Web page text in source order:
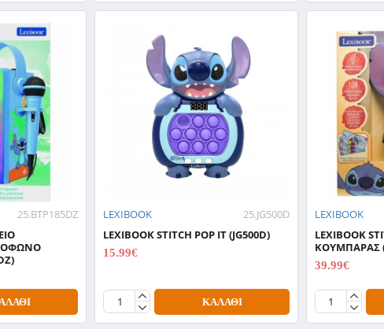
25.BTP185DZ
LEXIBOOK
25.JG500D
LEXIBOOK STITCH POP IT (JG500D)
15.99€
ΚΑΛΆΘΙ
LEXIBOOK
LEXIBOOK
ΚΟΥΜΠΑΡΑΣ
39.99€